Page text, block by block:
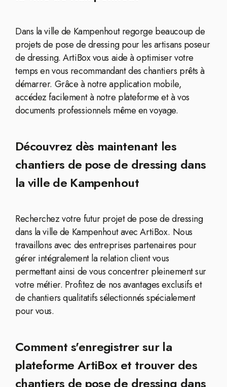
Dans la ville de Kampenhout regorge beaucoup de
projets de pose de dressing pour les artisans poseur
de dressing. ArtiBox vous aide à optimiser votre
temps en vous recommandant des chantiers prêts à
démarrer. Grâce à notre application mobile,
accédez facilement à notre plateforme et à vos
documents professionnels même en voyage.
Découvrez dès maintenant les
chantiers de pose de dressing dans
la ville de Kampenhout
Recherchez votre futur projet de pose de dressing
dans la ville de Kampenhout avec ArtiBox. Nous
travaillons avec des entreprises partenaires pour
gérer intégralement la relation client vous
permettant ainsi de vous concentrer pleinement sur
votre métier. Profitez de nos avantages exclusifs et
de chantiers qualitatifs sélectionnés spécialement
pour vous.
Comment s'enregistrer sur la
plateforme ArtiBox et trouver des
chantiers de pose de dressing dans